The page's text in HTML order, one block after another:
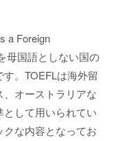
a Foreign
母国語としない国の
。TOEFLは海外留
オーストラリアな
して用いられてい
な内容となってお